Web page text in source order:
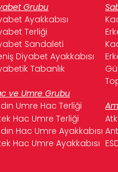
Grubu
Ayakkabısı
Terliği
Sandaleti
Diyabet Ayakkabısı
Tabanlık
ve Umre Grubu
Umre Hac Terliği
Hac Umre Terliği
Hac Umre Ayakkabısı
Hac Umre Ayakkabısı